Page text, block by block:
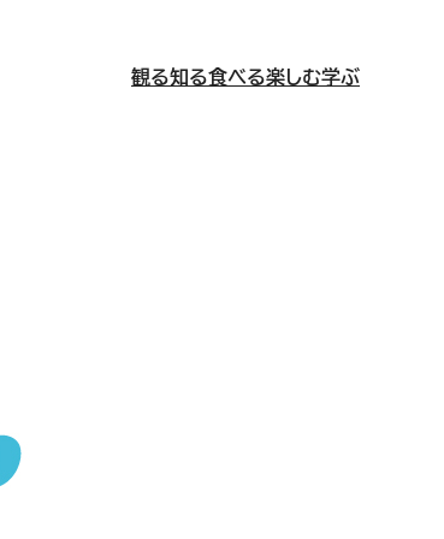
観る知る食べる楽しむ学ぶ